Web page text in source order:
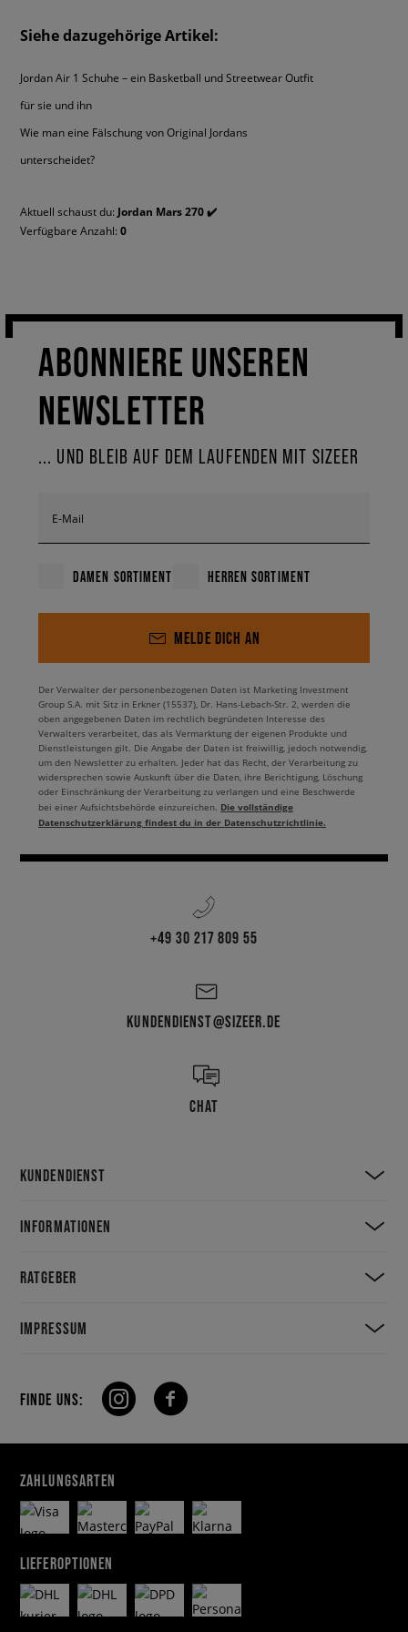
garantiert.
Siehe dazugehörige Artikel:
Jordan Air 1 Schuhe – ein Basketball und Streetwear Outfit
für sie und ihn
Wie man eine Fälschung von Original Jordans
unterscheidet?
Aktuell schaust du: Jordan Mars 270 ✔️
Verfügbare Anzahl: 0
ABONNIERE UNSEREN
NEWSLETTER
... UND BLEIB AUF DEM LAUFENDEN MIT SIZEER
E-Mail
DAMEN SORTIMENT HERREN SORTIMENT
MELDE DICH AN
Der Verwalter der personenbezogenen Daten ist Marketing Investment
Group S.A. mit Sitz in Erkner (15537), Dr. Hans-Lebach-Str. 2, werden die
oben angegebenen Daten im rechtlich begründeten Interesse des
Verwalters verarbeitet, das als Vermarktung der eigenen Produkte und
Dienstleistungen gilt. Die Angabe der Daten ist freiwillig, jedoch notwendig,
um den Newsletter zu erhalten. Jeder hat das Recht, der Verarbeitung zu
widersprechen sowie Auskunft über die Daten, ihre Berichtigung, Löschung
oder Einschränkung der Verarbeitung zu verlangen und eine Beschwerde
bei einer Aufsichtsbehörde einzureichen. Die vollständige
Datenschutzerklärung findest du in der Datenschutzrichtlinie.
+49 30 217 809 55
KUNDENDIENST@SIZEER.DE
CHAT
KUNDENDIENST
INFORMATIONEN
RATGEBER
IMPRESSUM
FINDE UNS:
ZAHLUNGSARTEN
LIEFEROPTIONEN